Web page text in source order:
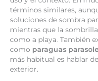
términos similares,
soluciones de sombra
mientras que la
como a playa. También
como paraguas
más habitual es hablar
exterior.